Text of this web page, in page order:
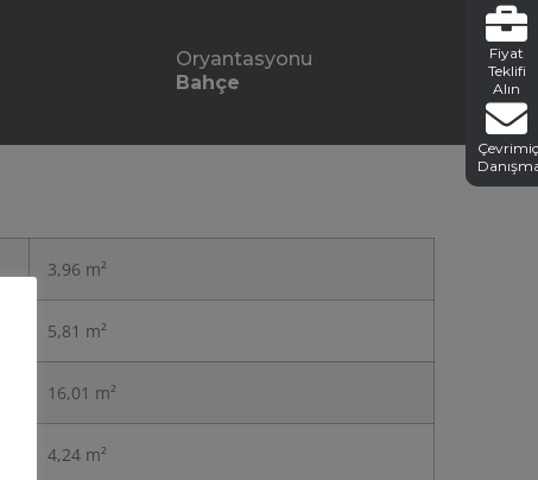
Fiyat
Teklifi
Alın
Oryantasyonu
Bahçe
3,96 m²
5,81 m²
16,01 m²
4,24 m²